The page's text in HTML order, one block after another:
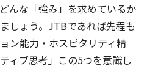
んな「強み」を求めているか
しょう。JTBであれば先程も
ン能力・ホスピタリティ精
ィブ思考」この5つを意識し